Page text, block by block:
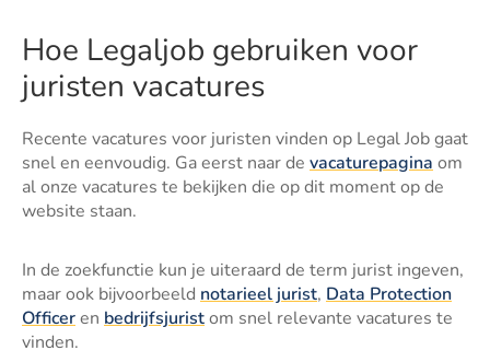
Hoe Legaljob gebruiken voor
juristen vacatures
Recente vacatures voor juristen vinden op Legal Job gaat
snel en eenvoudig. Ga eerst naar de vacaturepagina om
al onze vacatures te bekijken die op dit moment op de
website staan.
In de zoekfunctie kun je uiteraard de term jurist ingeven,
maar ook bijvoorbeeld notarieel jurist, Data Protection
Officeren bedrijfsjuristom snel relevante vacatures te
vinden.